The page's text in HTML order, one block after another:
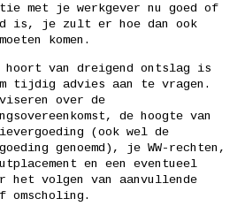
met je werkgever nu goed of
is, je zult er hoe dan ook
komen.
hoort van dreigend ontslag is
tijdig advies aan te vragen.
over de
de hoogte van
(ook wel de
genoemd), je WW-rechten,
en een eventueel
het volgen van aanvullende
omscholing.